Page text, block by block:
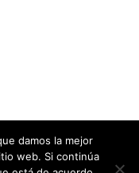
damos la mejor
web. Si continúa